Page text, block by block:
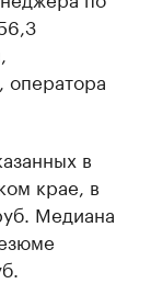
оператора
в
крае, в
Медиана